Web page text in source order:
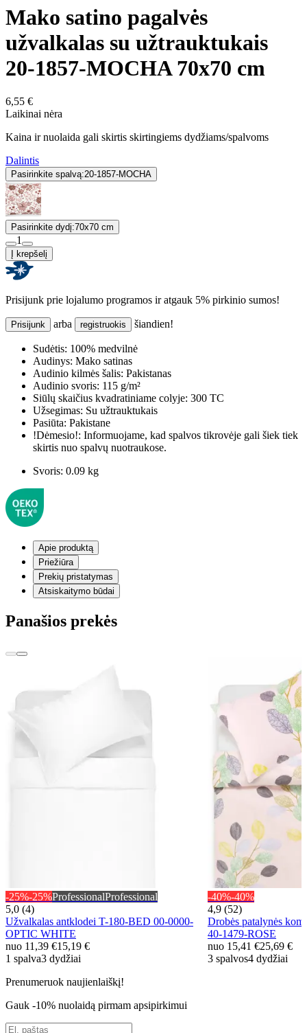
Mako satino pagalvės
užvalkalas su užtrauktukais
20-1857-MOCHA 70x70 cm
6,55 €
Laikinai nėra
Kaina ir nuolaida gali skirtis skirtingiems dydžiams/spalvoms
Dalintis
Pasirinkite spalvą:20-1857-MOCHA
Pasirinkite dydį:70x70 cm
1
Į krepšelį
Prisijunk prie lojalumo programos ir atgauk 5% pirkinio sumos!
Prisijunk arba registruokis šiandien!
Sudėtis: 100% medvilnė
Audinys: Mako satinas
Audinio kilmės šalis: Pakistanas
Audinio svoris: 115 g/m²
Siūlų skaičius kvadratiniame colyje: 300 TC
Užsegimas: Su užtrauktukais
Pasiūta: Pakistane
!Dėmesio!: Informuojame, kad spalvos tikrovėje gali šiek tiek
skirtis nuo spalvų nuotraukose.
Svoris: 0.09 kg
Apie produktą
Priežiūra
Prekių pristatymas
Atsiskaitymo būdai
Panašios prekės
-25%-25%ProfessionalProfessional
5,0 (4)
Užvalkalas antklodei T-180-BED 00-0000-
OPTIC WHITE
nuo 11,39 €15,19 €
1 spalva3 dydžiai
-40%-40%
4,9 (52)
Drobės patalynės
40-1479-ROSE
nuo 15,41 €25,69 €
3 spalvos4 dydžiai
Prenumeruok naujienlaiškį!
Gauk -10% nuolaidą pirmam apsipirkimui